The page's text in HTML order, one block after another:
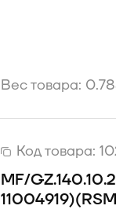
Вес товара:
Код товара:
MF/